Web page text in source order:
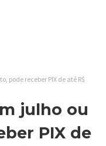
pode receber PIX de até R$
julho ou
PIX de